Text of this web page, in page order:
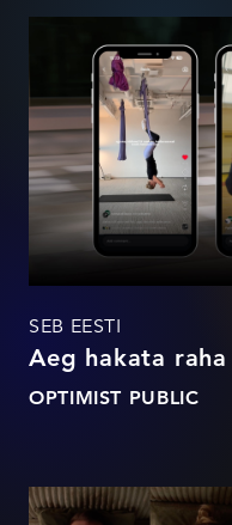
Aeg
SEB EESTI
Aeg hakata
OPTIMIST PUBLIC